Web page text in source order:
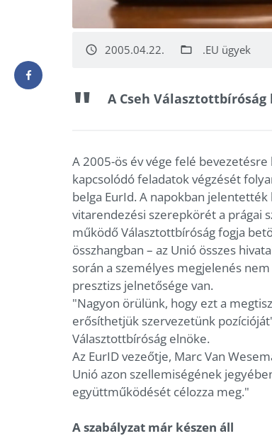
access_time 2005.04.22. folder_open .EU ügyek
A Cseh
A 2005-ös év vége felé
kapcsolódó feladatok végzését
belga EurId. A napokban
vitarendezési szerepkörét a prágai
működő Választottbíróság fogja
összhangban – az Unió összes
során a személyes megjelenés
presztizs jelnetősége van.
"Nagyon örülünk, hogy ezt a
erősíthetjük szervezetünk
Választottbíróság elnöke.
Az EurID vezeőtje, Marc Van
Unió azon szellemiségének
együttműködését célozza meg."
A szabályzat már készen áll